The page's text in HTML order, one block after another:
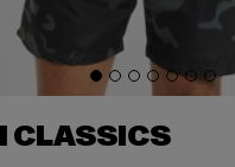
CLASSICS